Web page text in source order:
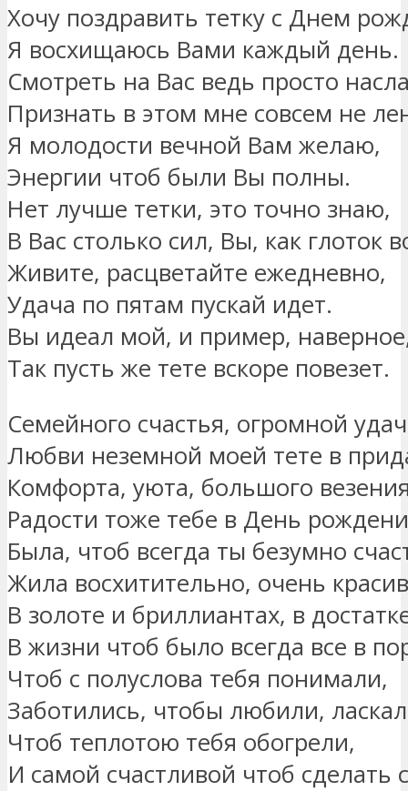
Хочу поздравить тетку с Днем
Я восхищаюсь Вами каждый день.
Смотреть на Вас ведь просто
Признать в этом мне совсем не
Я молодости вечной Вам желаю,
Энергии чтоб были Вы полны.
Нет лучше тетки, это точно знаю,
В Вас столько сил, Вы, как глоток
Живите, расцветайте ежедневно,
Удача по пятам пускай идет.
Вы идеал мой, и пример,
Так пусть же тете вскоре повезет.
Семейного счастья, огромной
Любви неземной моей тете в
Комфорта, уюта, большого
Радости тоже тебе в День
Была, чтоб всегда ты безумно
Жила восхитительно, очень
В золоте и бриллиантах, в
В жизни чтоб было всегда все в
Чтоб с полуслова тебя понимали,
Заботились, чтобы любили,
Чтоб теплотою тебя обогрели,
И самой счастливой чтоб сделать